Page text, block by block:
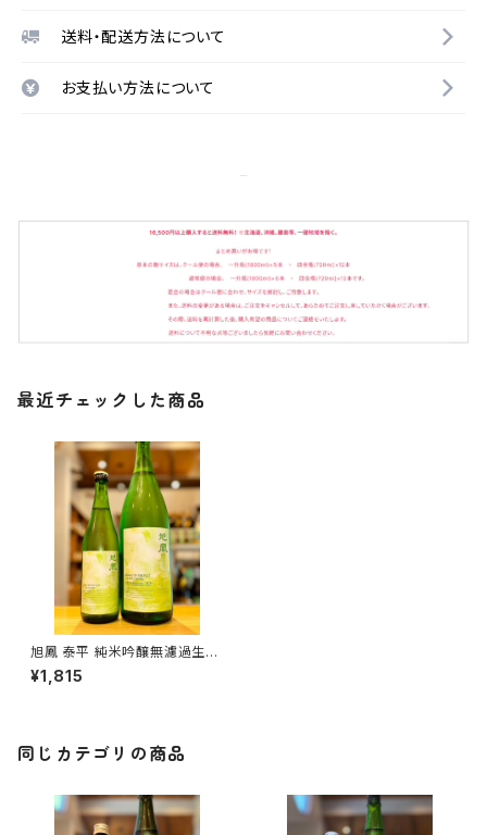
送料・配送方法について
お支払い方法について
最近チェックした商品
旭鳳 泰平 純米吟醸無濾過生原
酒 720ml１本（旭鳳酒造・広島
県広島市安佐北区可部）
¥1,815
同じカテゴリの商品